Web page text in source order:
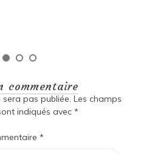
commentaire
pas publiée. Les champs
indiqués avec *
*